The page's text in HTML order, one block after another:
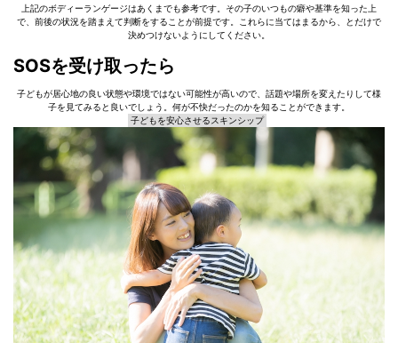
上記のボディーランゲージはあくまでも参考です。その子のいつもの癖や基準を知った上
で、前後の状況を踏まえて判断をすることが前提です。これらに当てはまるから、とだけで
決めつけないようにしてください。
SOSを受け取ったら
子どもが居心地の良い状態や環境ではない可能性が高いので、話題や場所を変えたりして様
子を見てみると良いでしょう。何が不快だったのかを知ることができます。
子どもを安心させるスキンシップ